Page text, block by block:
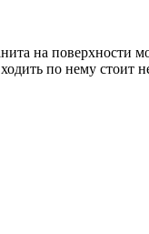
на поверхности
по нему стоит